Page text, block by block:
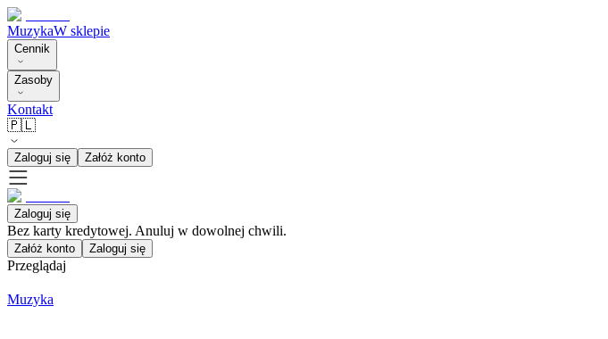
MuzykaW sklepie
Cennik
Zasoby
Kontakt
🇵🇱
Zaloguj się Załóż konto
Zaloguj się
Bez karty kredytowej. Anuluj w dowolnej chwili.
Załóż konto Zaloguj się
Przeglądaj
Muzyka